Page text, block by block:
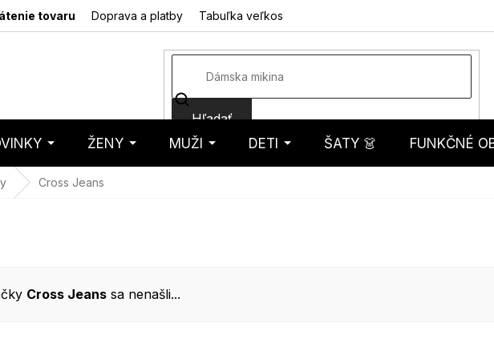
tovaru Doprava a platby Tabuľka veľkostí
Hľadať
košík
ŽENY MUŽI DETI ŠATY 👗 FUNKČNÉ
Cross Jeans
Cross Jeans sa nenašli...